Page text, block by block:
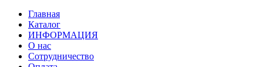
Главная
Каталог
ИНФОРМАЦИЯ
О нас
Сотрудничество